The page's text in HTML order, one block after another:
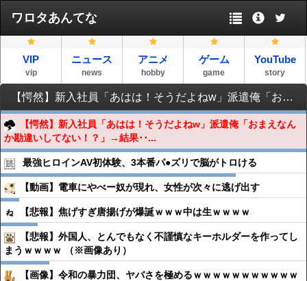
ワロタあんてな
VIP
vip
ニュース
news
アニメ
hobby
ゲーム
game
YouTube
story
【愕然】新入社員「あはは！そうだよねw」派遣俺「おまえなんか勘違いしてない！？」→結果･････
【愕然】新入社員「あはは！そうだよねw」派遣俺「おまえなん
か勘違いしてない！？」→結果･･...
最強ヒロインAV初体験、3本番パ●︎ズリで脳がトロける
【動画】電車にやべー奴が現れ、女性が次々に逃げ出す
【悲報】焦げすぎ唐揚げが爆誕ｗｗｗ中は生ｗｗｗｗ
【悲報】外国人、とんでもなく不謹慎なキーホルダーを作ってし
まうｗｗｗｗ （※画像あり）
【画像】令和の暴力団、ヤバさを極めるｗｗｗｗｗｗｗｗｗｗｗ